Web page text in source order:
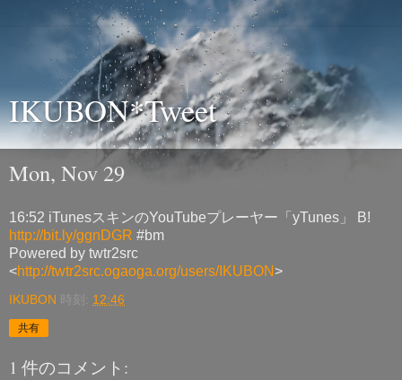
IKUBON*Tweet
Mon, Nov 29
16:52 iTunesスキンのYouTubeプレーヤー「yTunes」 B!
http://bit.ly/ggnDGR #bm
Powered by twtr2src
<http://twtr2src.ogaoga.org/users/IKUBON >
IKUBON 時刻: 12:46
共有
1 件のコメント: